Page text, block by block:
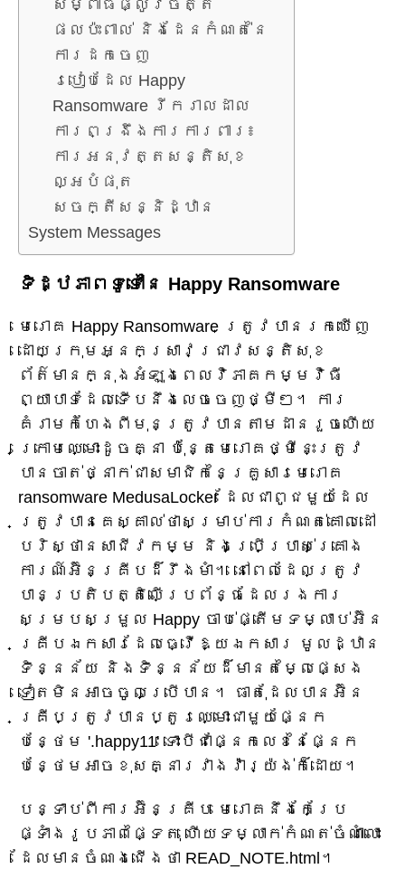
សម្ពាធផ្លូវចិត្ត
ផលប៉ះពាល់ និងដែនកំណត់នៃ
ការដកចេញ
របៀបដែល Happy
Ransomware រីករាលដាល
ការពង្រឹងការការពារ៖
ការអនុវត្តសន្តិសុខ
ល្អបំផុត
សេចក្តីសន្និដ្ឋាន
System Messages
ទិដ្ឋភាពទូទៅនៃ Happy Ransomware
មេរោគ Happy Ransomware ត្រូវបានរកឃើញ
ដោយក្រុមអ្នកស្រាវជ្រាវសន្តិសុខ
ព័ត៌មានក្នុងអំឡុងពេលវិភាគកម្មវិធី
ព្យាបាទដែលទើបនឹងលេចចេញថ្មីៗ។ ការ
គំរាមកំហែងពីមុនត្រូវបានតាមដានរួចហើយ
ក្រោមឈ្មោះដូចគ្នា ប៉ុន្តែមេរោគថ្មីនេះត្រូវ
បានចាត់ថ្នាក់ជាសមាជិកនៃគ្រួសារមេរោគ
ransomware MedusaLocker ដែលជាពូជមួយដែល
ត្រូវបានគេស្គាល់ថាសម្រាប់ការកំណត់គោលដៅ
បរិស្ថានសាជីវកម្ម និងប្រើប្រាស់គ្រោង
ការណ៍អ៊ិនគ្រីបដ៏រឹងមាំ។ នៅពេលដែលត្រូវ
បានប្រតិបត្តិលើប្រព័ន្ធដែលរងការ
សម្របសម្រួល Happy ចាប់ផ្តើមទម្លាប់អ៊ិន
គ្រីបឯកសារដែលធ្វើឱ្យឯកសារ មូលដ្ឋាន
ទិន្នន័យ និងទិន្នន័យដ៏មានតម្លៃផ្សេង
ទៀតមិនអាចចូលប្រើបាន។ ធាតុដែលបានអ៊ិន
គ្រីបត្រូវបានប្តូរឈ្មោះជាមួយផ្នែក
បន្ថែម '.happy11' ទោះបីជាផ្នែកលេខនៃផ្នែក
បន្ថែមអាចខុសគ្នារវាងវ៉ារ្យ៉ង់ក៏ដោយ។
បន្ទាប់ពីការអ៊ិនគ្រីប មេរោគនឹងកែប្រែ
ផ្ទាំងរូបភាពផ្ទៃតុ ហើយទម្លាក់កំណត់ចំណាំលោះ
ដែលមានចំណងជើងថា READ_NOTE.html។